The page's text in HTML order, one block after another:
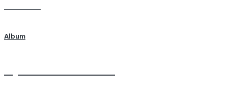
Learn more
Album
Мутавлиат 13.03.2018